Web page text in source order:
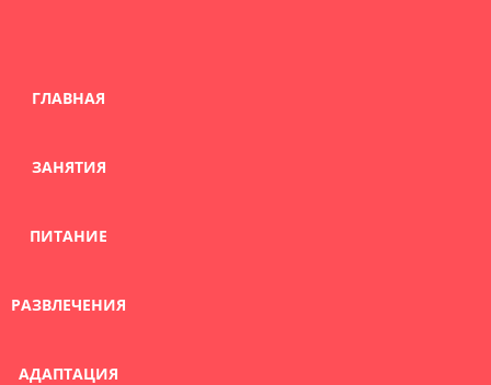
ГЛАВНАЯ
ЗАНЯТИЯ
ПИТАНИЕ
РАЗВЛЕЧЕНИЯ
АДАПТАЦИЯ